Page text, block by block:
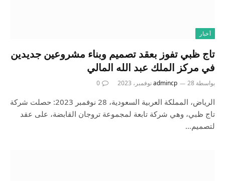
أخبار
تاج ظبي تفوز بعقد تصميم وبناء مشروعين جديدين
في مركز الملك عبد الله المالي
بواسطة admincp 28 نوفمبر، 2023 0
الرياض، المملكة العربية السعودية، 28 نوفمبر 2023: حصلت شركة
تاج ظبي، وهي شركة تابعة لمجموعة تروجان القابضة، على عقد
لتصميم…